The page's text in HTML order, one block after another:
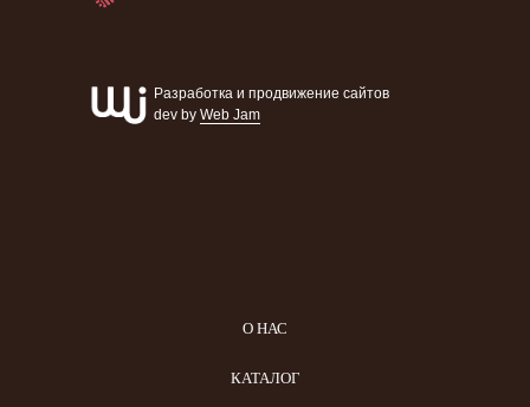
Разработка и продвижение сайтов
dev by Web Jam
О НАС
КАТАЛОГ